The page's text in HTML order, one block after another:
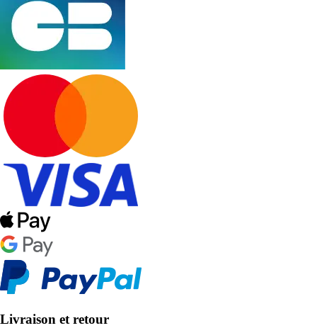
Livraison et retour